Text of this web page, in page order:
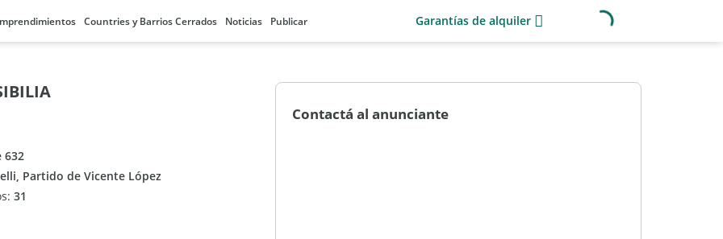
Countries y Barrios Cerrados Noticias Publicar Garantías de alquiler
632
Partido de Vicente López
31
Contactá al anunciante